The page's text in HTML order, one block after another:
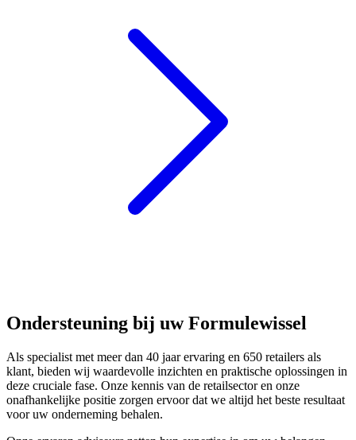
Ondersteuning bij uw Formulewissel
Als specialist met meer dan 40 jaar ervaring en 650 retailers als
klant, bieden wij waardevolle inzichten en praktische oplossingen in
deze cruciale fase. Onze kennis van de retailsector en onze
onafhankelijke positie zorgen ervoor dat we altijd het beste resultaat
voor uw onderneming behalen.